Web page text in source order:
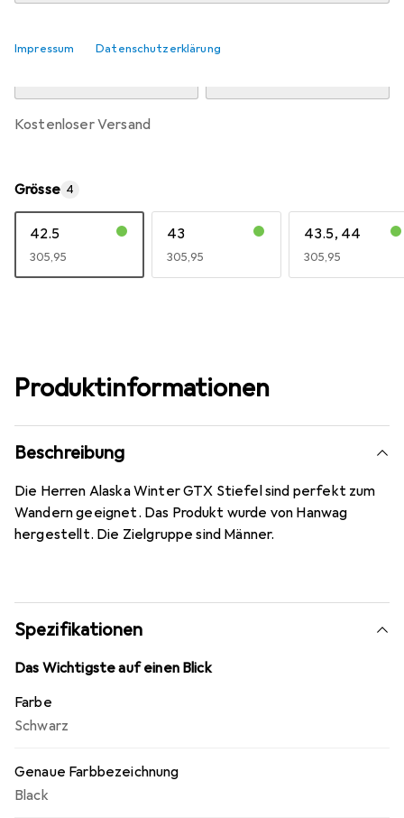
Impressum Datenschutzerklärung
kostenloser Versand
Grösse 4
42.5
EUR
305,95
43
EUR
305,95
43.5, 44
EUR
305,95
Produktinformationen
Beschreibung
Die Herren Alaska Winter GTX Stiefel sind perfekt zum
Wandern geeignet. Das Produkt wurde von Hanwag
hergestellt. Die Zielgruppe sind Männer.
Spezifikationen
Das Wichtigste auf einen Blick
Farbe
Schwarz
Genaue Farbbezeichnung
Black